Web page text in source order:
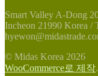
Smart Valley A-Dong
Incheon 21990 Korea /
© Midas Korea 2026
WooCommerce로 제작.